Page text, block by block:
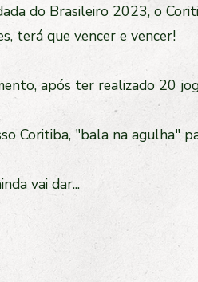
do Brasileiro 2023, o
terá que vencer e vencer!
após ter realizado 20
Coritiba, "bala na agulha"
vai dar...